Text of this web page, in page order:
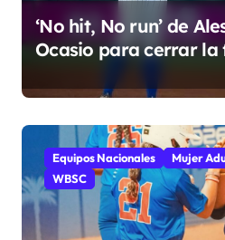
‘No hit, No run’ de
Ocasio para cerrar la
Equipos Nacionales
Mujer
WBSC